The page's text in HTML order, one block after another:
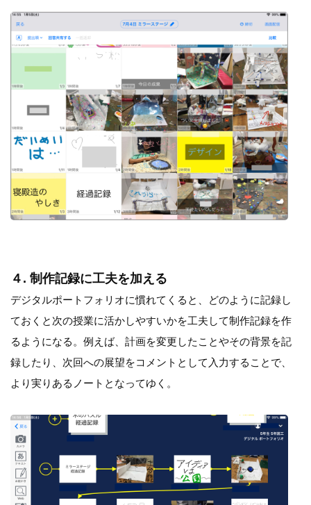
４. 制作記録に工夫を加える
デジタルポートフォリオに慣れてくると、どのように記録し
ておくと次の授業に活かしやすいかを工夫して制作記録を作
るようになる。例えば、計画を変更したことやその背景を記
録したり、次回への展望をコメントとして入力することで、
より実りあるノートとなってゆく。